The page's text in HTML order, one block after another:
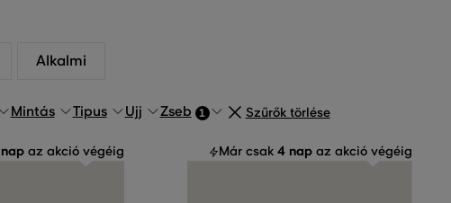
Alkalmi
Mintás Tipus Ujj Zseb 1 Szűrők törlése
az akció végéig Már csak 4 napaz akció végéig